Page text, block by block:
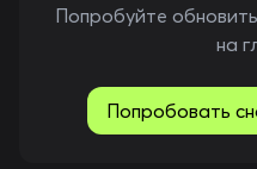
Попробуйте
на
Попробовать